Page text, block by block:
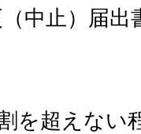
中止）届
を超えない